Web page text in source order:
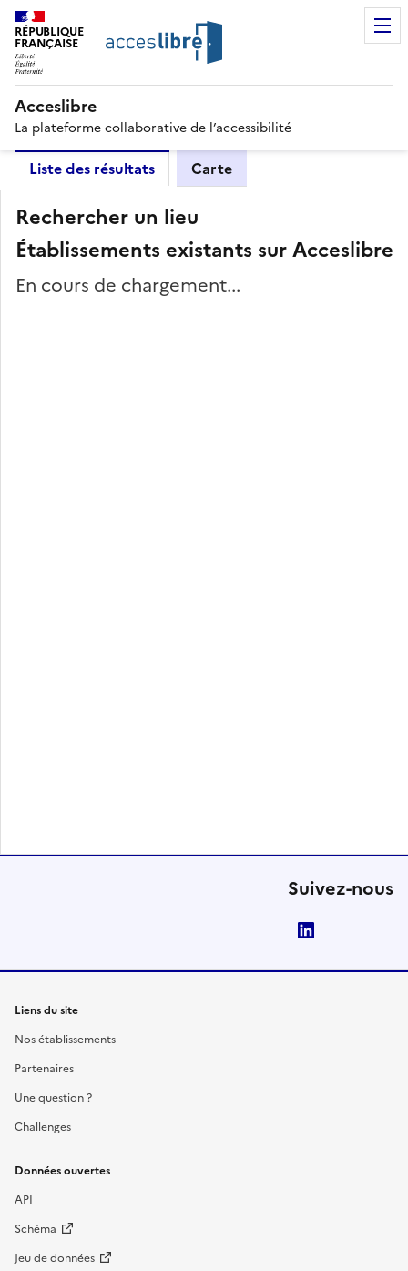
RÉPUBLIQUE
FRANÇAISE
Acceslibre
La plateforme collaborative de l’accessibilité
Liste des résultats Carte
Rechercher un lieu
Établissements existants sur Acceslibre
En cours de chargement...
Suivez-nous
Liens du site
Nos établissements
Partenaires
Une question ?
Challenges
Données ouvertes
API
Schéma
Jeu de données